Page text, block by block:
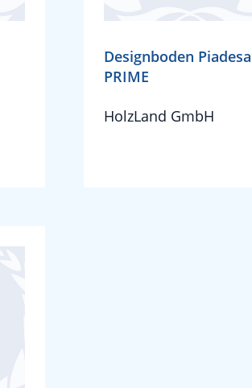
Designboden Piadesa
PRIME
HolzLand GmbH